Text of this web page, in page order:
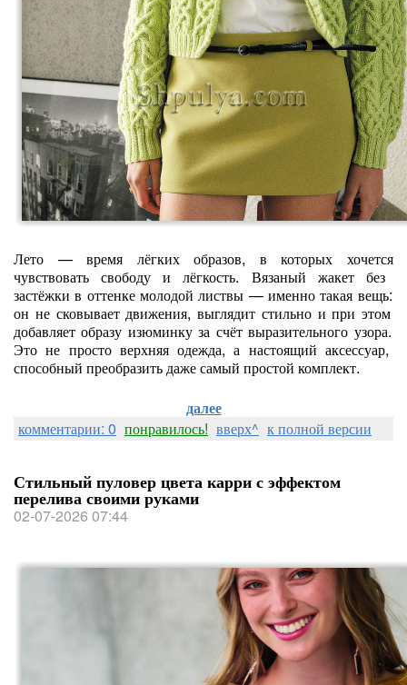
Лето — время лёгкихобразов, в которых хочется
чувствовать свободу и лёгкость. Вязаный жакетбез
застёжки в оттенкемолодой листвы — именно такая вещь:
он несковываетдвижения, выглядит стильнои при этом
добавляет образу изюминкуза счётвыразительного узора.
Это не простоверхняяодежда, а настоящий аксессуар,
способный преобразитьдажесамый простой комплект.
далее
комментарии: 0 понравилось! вверх^ к полной версии
Стильный пуловер цвета карри с эффектом
перелива своими руками
02-07-2026 07:44